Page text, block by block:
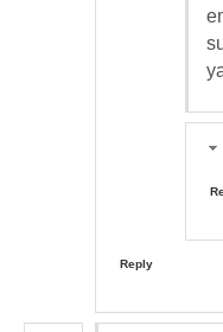
Reply